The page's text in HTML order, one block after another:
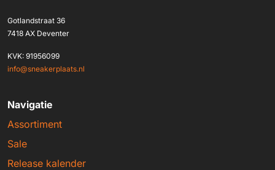
Gotlandstraat 36
7418 AX Deventer
KVK: 91956099
info@sneakerplaats.nl
Navigatie
Assortiment
Sale
Release kalender